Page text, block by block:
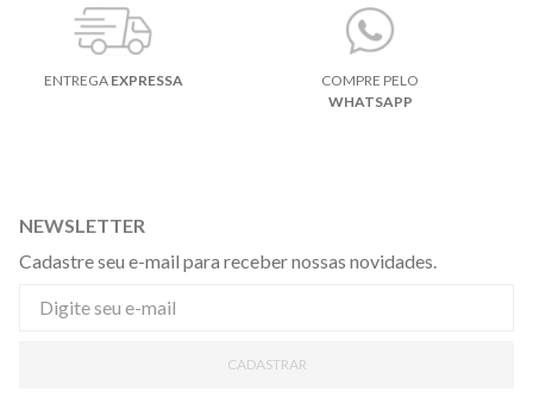
ENTREGA EXPRESSA
COMPRE PELO
WHATSAPP
NEWSLETTER
Cadastre seu e-mail para receber nossas novidades.
CADASTRAR